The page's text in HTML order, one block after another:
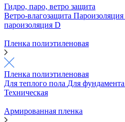
Гидро, паро, ветро защита
Ветро-влагозащита Пароизоляция
пароизоляция D
Пленка полиэтиленовая
Пленка полиэтиленовая
Для теплого пола Для фундамента
Техническая
Армированная пленка